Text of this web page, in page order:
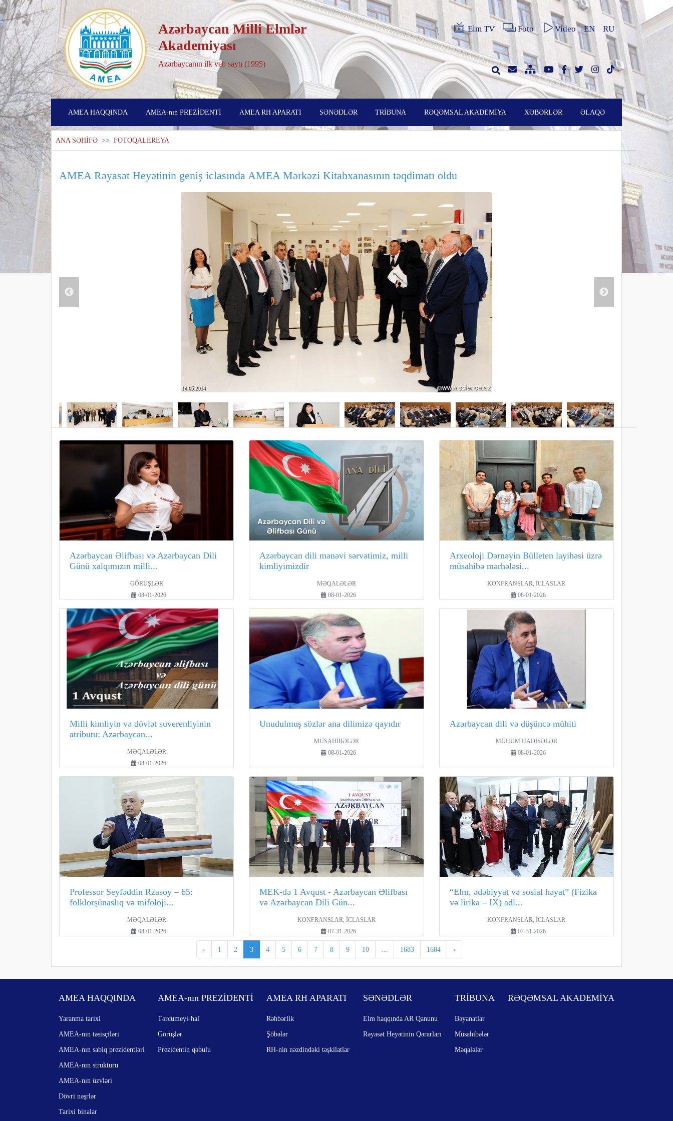
Azərbaycan Milli Elmlər
Akademiyası
Azərbaycanın ilk veb saytı (1995)
Elm TV Foto Video EN RU
AMEA HAQQINDA AMEA-nın PREZİDENTİ AMEA RH APARATI SƏNƏDLƏR TRİBUNA RƏQƏMSAL AKADEMİYA XƏBƏRLƏR ƏLAQƏ
ANA SƏHİFƏ >> FOTOQALEREYA
AMEA Rəyasət Heyətinin geniş iclasında AMEA Mərkəzi Kitabxanasının təqdimatı oldu
Azərbaycan Əlifbası və Azərbaycan Dili
Günü xalqımızın milli...
GÖRÜŞLƏR
08-01-2026
Azərbaycan dili mənəvi sərvətimiz, milli
kimliyimizdir
MƏQALƏLƏR
08-01-2026
Arxeoloji Dərnəyin Bülleten layihəsi üzrə
müsahibə mərhələsi...
KONFRANSLAR, İCLASLAR
08-01-2026
Milli kimliyin və dövlət suverenliyinin
atributu: Azərbaycan...
MƏQALƏLƏR
08-01-2026
Unudulmuş sözlər ana dilimizə qayıdır
MÜSAHİBƏLƏR
08-01-2026
Azərbaycan dili və düşüncə mühiti
MÜHÜM HADİSƏLƏR
08-01-2026
Professor Seyfəddin Rzasoy – 65:
folklorşünaslıq və mifoloji...
MƏQALƏLƏR
08-01-2026
MEK-də 1 Avqust - Azərbaycan Əlifbası
və Azərbaycan Dili Gün...
KONFRANSLAR, İCLASLAR
07-31-2026
“Elm, ədəbiyyat və sosial həyat” (Fizika
və lirika – IX) adl...
KONFRANSLAR, İCLASLAR
07-31-2026
‹ 1 2 3 4 5 6 7 8 9 10 1683 1684 ›
AMEA HAQQINDA
Yaranma tarixi
AMEA-nın təsisçiləri
AMEA-nın sabiq prezidentləri
AMEA-nın strukturu
AMEA-nın üzvləri
Dövri nəşrlər
Tarixi binalar
AMEA-nın PREZİDENTİ
Tərcümeyi-hal
Görüşlər
Prezidentin qəbulu
AMEA RH APARATI
Rəhbərlik
Şöbələr
RH-nin nəzdindəki təşkilatlar
SƏNƏDLƏR
Elm haqqında AR Qanunu
Rəyasət Heyətinin Qərarları
TRİBUNA
Bəyanatlar
Müsahibələr
Məqalələr
RƏQƏMSAL AKADEMİYA